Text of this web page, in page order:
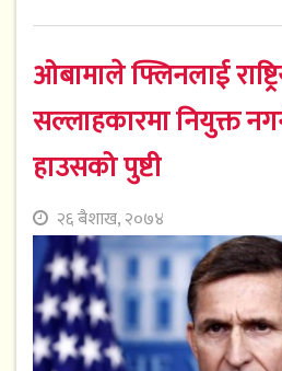
ओबामाले फ्लिनलाई
सल्लाहकारमा नियुक्त
हाउसको पुष्टी
२६ बैशाख, २०७४